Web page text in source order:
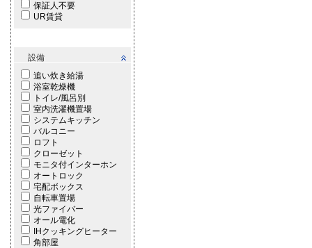
保証人不要
UR賃貸
設備
追い炊き給湯
浴室乾燥機
トイレ/風呂別
室内洗濯機置場
システムキッチン
バルコニー
ロフト
クローゼット
モニタ付インターホン
オートロック
宅配ボックス
自転車置場
光ファイバー
オール電化
IHクッキングヒーター
角部屋